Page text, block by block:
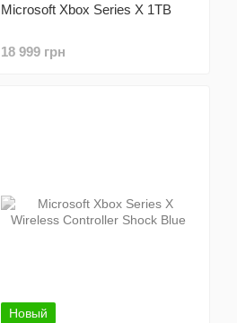
Microsoft Xbox Series X 1TB
18 999 грн
Новый